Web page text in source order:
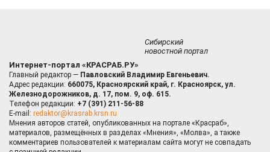
Сибирский
новостной портал
Интернет-портал «КРАСРАБ.РУ»
Главный редактор — Павловский Владимир Евгеньевич.
Адрес редакции: 660075, Красноярский край, г. Красноярск, ул.
Железнодорожников, д. 17, пом. 9, оф. 615.
Телефон редакции: +7 (391) 211-56-88
E-mail: redaktor@krasrab.krsn.ru
Мнения авторов статей, опубликованных на портале «Красраб»,
материалов, размещённых в разделах «Мнения», «Молва», а также
комментариев пользователей к материалам сайта могут не совпадать